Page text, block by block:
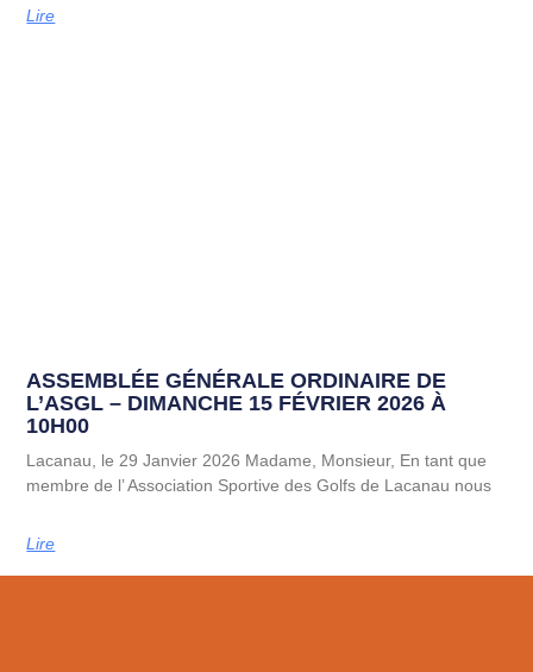
Lire
ASSEMBLÉE GÉNÉRALE ORDINAIRE DE
L’ASGL – DIMANCHE 15 FÉVRIER 2026 À
10H00
Lacanau, le 29 Janvier 2026 Madame, Monsieur, En tant que
membre de l’ Association Sportive des Golfs de Lacanau nous
Lire